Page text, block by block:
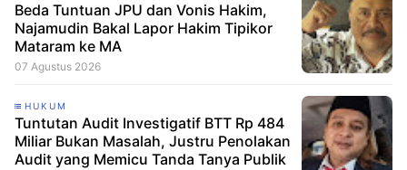
Beda Tuntuan JPU dan Vonis Hakim,
Najamudin Bakal Lapor Hakim Tipikor
Mataram ke MA
07 Agustus 2026
HUKUM
Tuntutan Audit Investigatif BTT Rp 484
Miliar Bukan Masalah, Justru Penolakan
Audit yang Memicu Tanda Tanya Publik